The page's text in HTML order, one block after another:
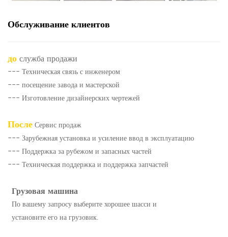
Обслуживание клиентов
дослужба продажи
--- Техническая связь с инженером
--- посещение завода и мастерской
--- Изготовление дизайнерских чертежей
ПослеСервис продаж
--- Зарубежная установка и усиление ввод в эксплуатацию
--- Поддержка за рубежом и запасных частей
--- Техническая поддержка и поддержка запчастей
Грузовая машина
По вашему запросу выберите хорошее шасси и
установите его на грузовик.